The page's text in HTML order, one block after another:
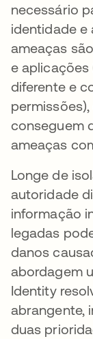
necessário
identidade e
ameaças
e aplicações
diferente e
conseguem
ameaças
Longe de
autoridade
informação
legadas
danos
abordagem
Identity
abrangente,
duas